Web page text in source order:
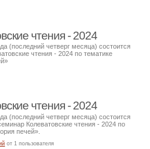
чтения - 2024
(последний четверг месяца) состоится
чтения - 2024 по тематике
чтения - 2024
(последний четверг месяца) состоится
Колеватовские чтения - 2024 по
печей».
от 1 пользователя